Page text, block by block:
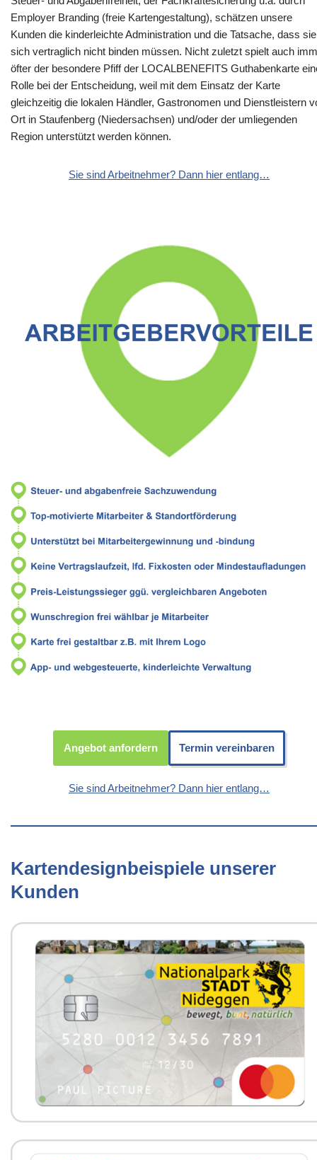
Employer Branding (freie Kartengestaltung), schätzen unsere
Kunden die kinderleichte Administration und die Tatsache, dass sie
sich vertraglich nicht binden müssen. Nicht zuletzt spielt auch
öfter der besondere Pfiff der LOCALBENEFITS Guthabenkarte
Rolle bei der Entscheidung, weil mit dem Einsatz der Karte
gleichzeitig die lokalen Händler, Gastronomen und Dienstleistern
Ort in Staufenberg (Niedersachsen) und/oder der umliegenden
Region unterstützt werden können.
Sie sind Arbeitnehmer? Dann hier entlang…
Angebot anfordern Termin vereinbaren
Sie sind Arbeitnehmer? Dann hier entlang…
Kartendesignbeispiele unserer
Kunden